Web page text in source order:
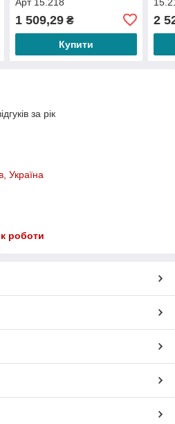
1 509,29₴
Купити
2
за рік
Україна
роботи